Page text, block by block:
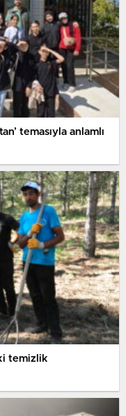
temasıyla anlamlı
temizlik